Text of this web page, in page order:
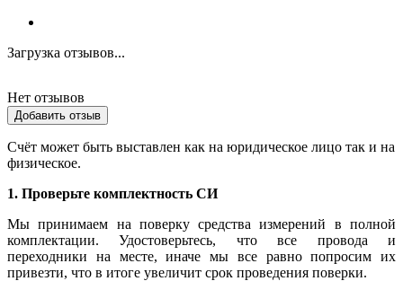
Загрузка отзывов...
Нет отзывов
Добавить отзыв
Счёт может быть выставлен как на юридическое лицо так и на
физическое.
1. Проверьте комплектность СИ
Мы принимаем на поверку средства измерений в полной
комплектации. Удостоверьтесь, что все провода и
переходники на месте, иначе мы все равно попросим их
привезти, что в итоге увеличит срок проведения поверки.